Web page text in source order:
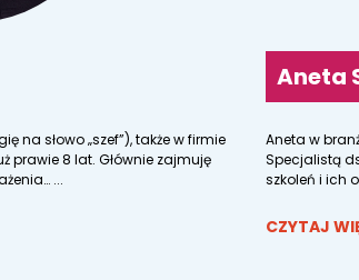
na słowo „szef”), także w firmie
prawie 8 lat. Głównie zajmuję
...
Aneta
Aneta w
Specjalistą
szkoleń i ich
CZYTAJ